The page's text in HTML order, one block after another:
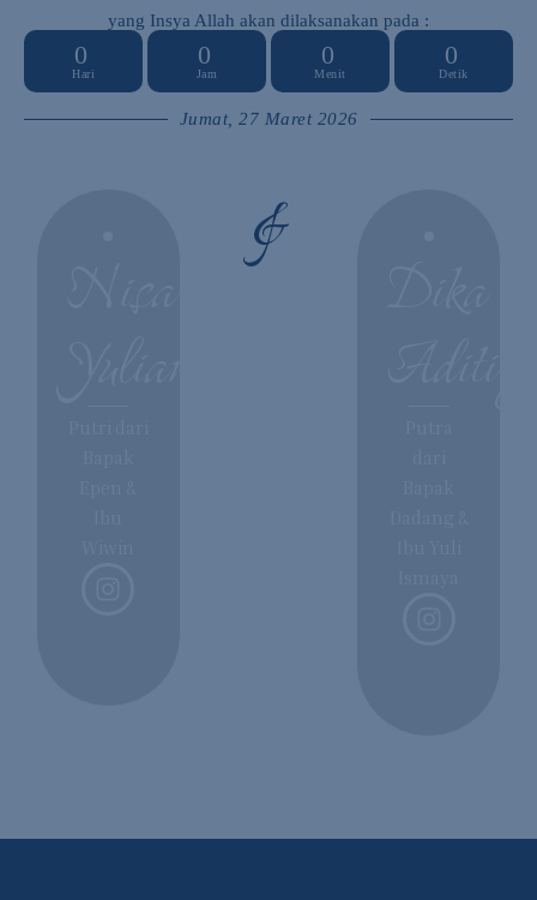
yang Insya Allah akan dilaksanakan pada :
0
Hari
0
Jam
0
Menit
0
Detik
Jumat, 27 Maret 2026
&